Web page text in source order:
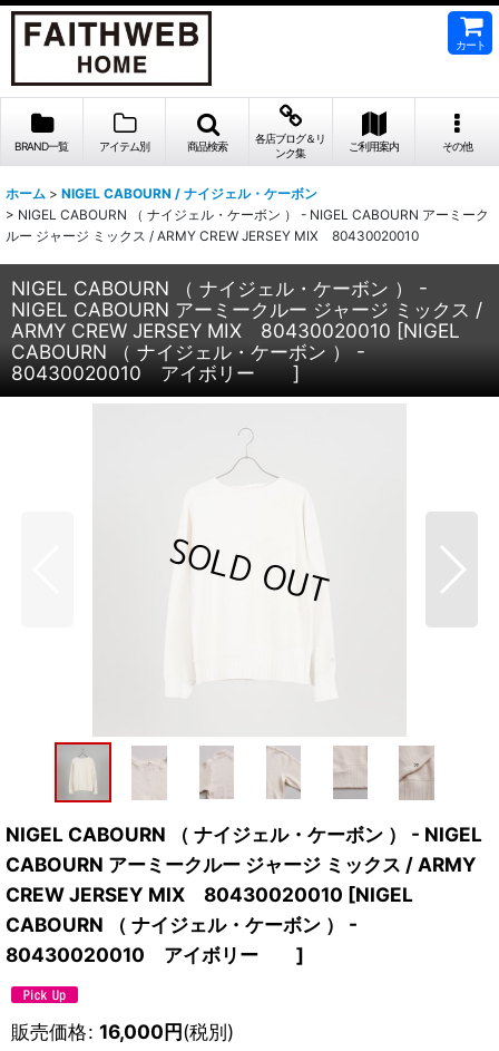
カート
BRAND一覧 アイテム別 商品検索
各店ブログ＆リ
ンク集
ご利用案内 その他
ホーム > NIGEL CABOURN / ナイジェル・ケーボン
> NIGEL CABOURN （ ナイジェル・ケーボン ） - NIGEL CABOURN アーミーク
ルー ジャージ ミックス / ARMY CREW JERSEY MIX 80430020010
NIGEL CABOURN （ ナイジェル・ケーボン ） -
NIGEL CABOURN アーミークルー ジャージ ミックス /
ARMY CREW JERSEY MIX 80430020010 [NIGEL
CABOURN （ ナイジェル・ケーボン ） -
80430020010 アイボリー ]
NIGEL CABOURN （ ナイジェル・ケーボン ） - NIGEL
CABOURN アーミークルー ジャージ ミックス / ARMY
CREW JERSEY MIX 80430020010 [NIGEL
CABOURN （ ナイジェル・ケーボン ） -
80430020010 アイボリー ]
販売価格: 16,000円(税別)